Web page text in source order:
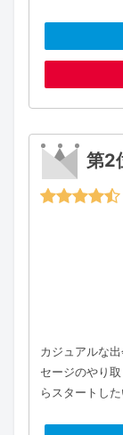
第2
カジュアルな
セージのやり
らスタートし